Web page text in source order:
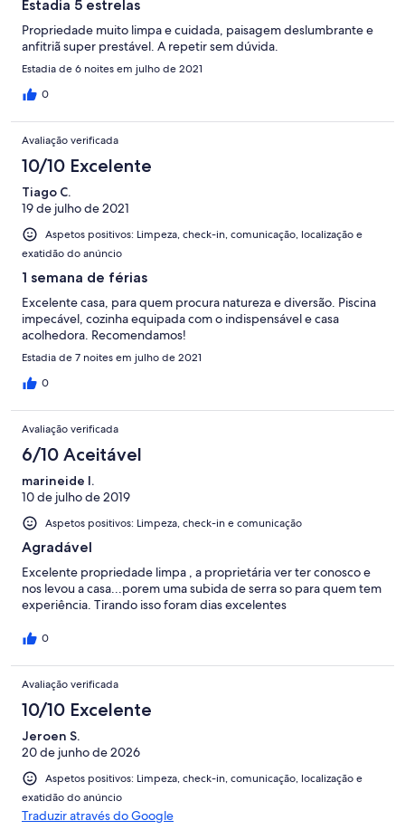
Estadia 5 estrelas
Propriedade muito limpa e cuidada, paisagem deslumbrante e
anfitriã super prestável. A repetir sem dúvida.
Estadia de 6 noites em julho de 2021
0
Avaliação verificada
10/10 Excelente
Tiago C.
19 de julho de 2021
Aspetos positivos: Limpeza, check-in, comunicação, localização e
exatidão do anúncio
1 semana de férias
Excelente casa, para quem procura natureza e diversão. Piscina
impecável, cozinha equipada com o indispensável e casa
acolhedora. Recomendamos!
Estadia de 7 noites em julho de 2021
0
Avaliação verificada
6/10 Aceitável
marineide l.
10 de julho de 2019
Aspetos positivos: Limpeza, check-in e comunicação
Agradável
Excelente propriedade limpa , a proprietária ver ter conosco e
nos levou a casa...porem uma subida de serra so para quem tem
experiência. Tirando isso foram dias excelentes
0
Avaliação verificada
10/10 Excelente
Jeroen S.
20 de junho de 2026
Aspetos positivos: Limpeza, check-in, comunicação, localização e
exatidão do anúncio
Traduzir através do Google